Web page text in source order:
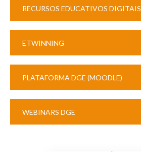
RECURSOS EDUCATIVOS DIGITAIS
ETWINNING
PLATAFORMA DGE (MOODLE)
WEBINARS DGE